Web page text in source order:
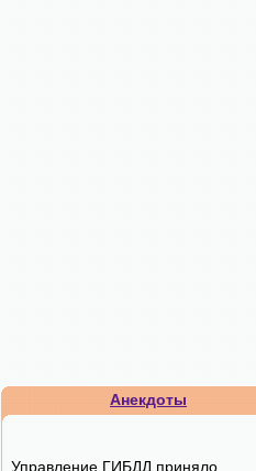
Анекдоты
Управление ГИБДД приняло